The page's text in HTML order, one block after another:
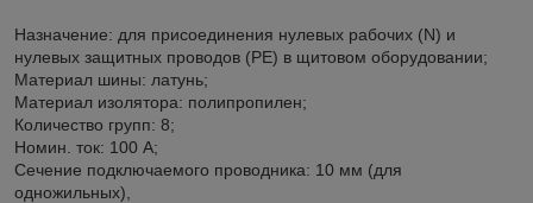
Назначение: для присоединения нулевых рабочих (N) и
нулевых защитных проводов (РЕ) в щитовом оборудовании;
Материал шины: латунь;
Материал изолятора: полипропилен;
Количество групп: 8;
Номин. ток: 100 А;
Сечение подключаемого проводника: 10 мм (для
одножильных),